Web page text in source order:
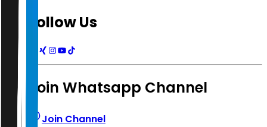
Follow Us
Join Whatsapp Channel
Join Channel